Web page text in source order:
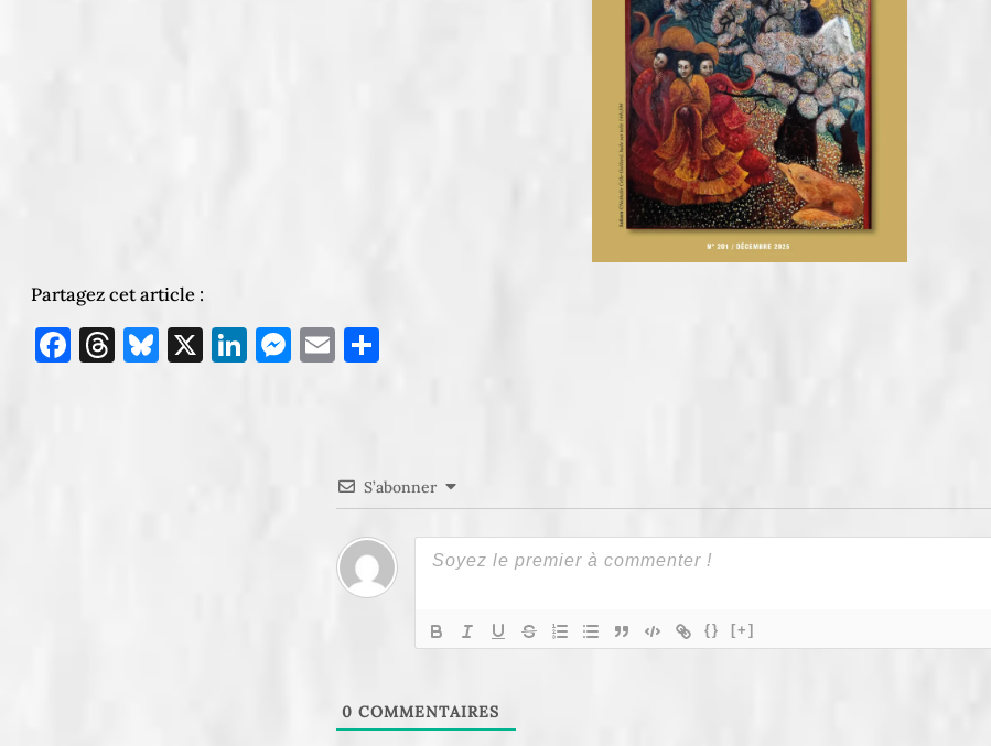
Partagez cet article :
Facebook
Threads
Bluesky
X LinkedIn
Messenger
Email
S’abonner
{} [+]
0 COMMENTAIRES